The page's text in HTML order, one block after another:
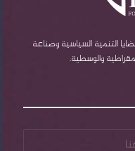
التنمية السياسية وصناعة
والوسطية.